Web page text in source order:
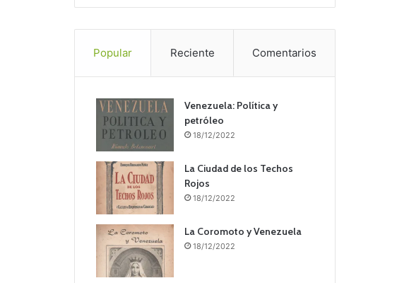
Popular Reciente Comentarios
Venezuela: Política y
petróleo
18/12/2022
La Ciudad de los Techos
Rojos
18/12/2022
La Coromoto y Venezuela
18/12/2022